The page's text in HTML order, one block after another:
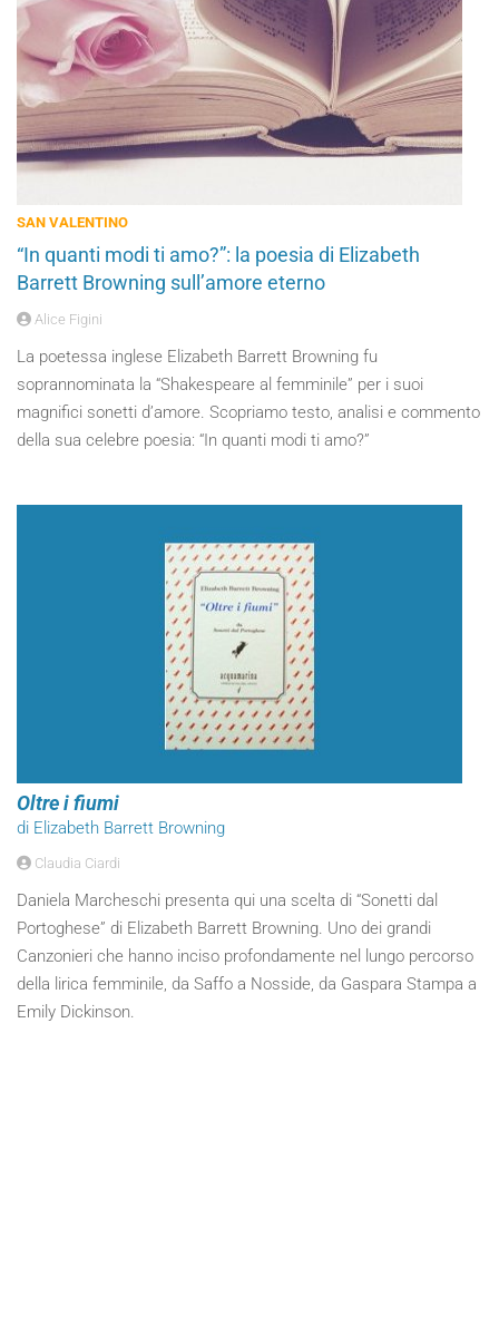
SAN VALENTINO
“In quanti modi ti amo?”: la poesia di Elizabeth
Barrett Browning sull’amore eterno
Alice Figini
La poetessa inglese Elizabeth Barrett Browning fu
soprannominata la “Shakespeare al femminile” per i suoi
magnifici sonetti d’amore. Scopriamo testo, analisi e commento
della sua celebre poesia: “In quanti modi ti amo?”
Oltre i fiumi
di Elizabeth Barrett Browning
Claudia Ciardi
Daniela Marcheschi presenta qui una scelta di “Sonetti dal
Portoghese” di Elizabeth Barrett Browning. Uno dei grandi
Canzonieri che hanno inciso profondamente nel lungo percorso
della lirica femminile, da Saffo a Nosside, da Gaspara Stampa a
Emily Dickinson.